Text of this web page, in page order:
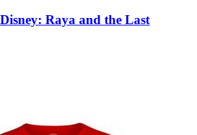
Raya and the Last